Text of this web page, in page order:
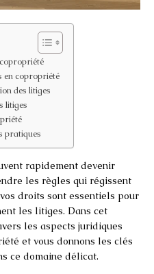
en copropriété
des litiges
litiges
pratiques
rapidement devenir
les règles qui régissent
droits sont essentiels pour
les litiges. Dans cet
les aspects juridiques
et vous donnons les clés
ce domaine délicat.